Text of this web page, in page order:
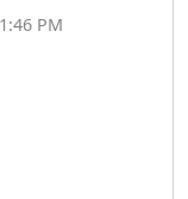
PM